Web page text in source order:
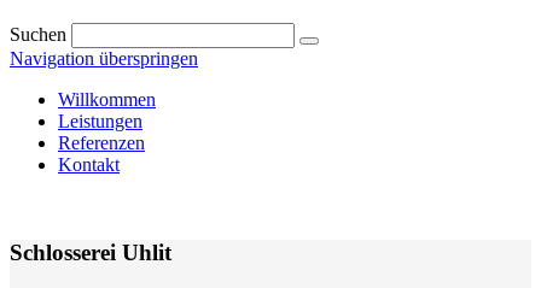
Suchen
Navigation überspringen
Willkommen
Leistungen
Referenzen
Kontakt
Schlosserei Uhlit